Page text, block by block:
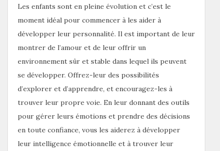
Les enfants sont en pleine évolution et c’est le
moment idéal pour commencer à les aider à
développer leur personnalité. Il est important de leur
montrer de l’amour et de leur offrir un
environnement sûr et stable dans lequel ils peuvent
se développer. Offrez-leur des possibilités
d’explorer et d’apprendre, et encouragez-les à
trouver leur propre voie. En leur donnant des outils
pour gérer leurs émotions et prendre des décisions
en toute confiance, vous les aiderez à développer
leur intelligence émotionnelle et à trouver leur